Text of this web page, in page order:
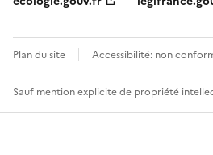
Plan du site Accessibilité: non
Sauf mention explicite de propriété